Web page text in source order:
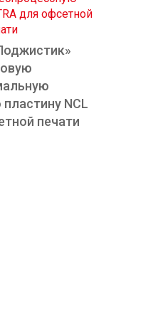
NCL
печати